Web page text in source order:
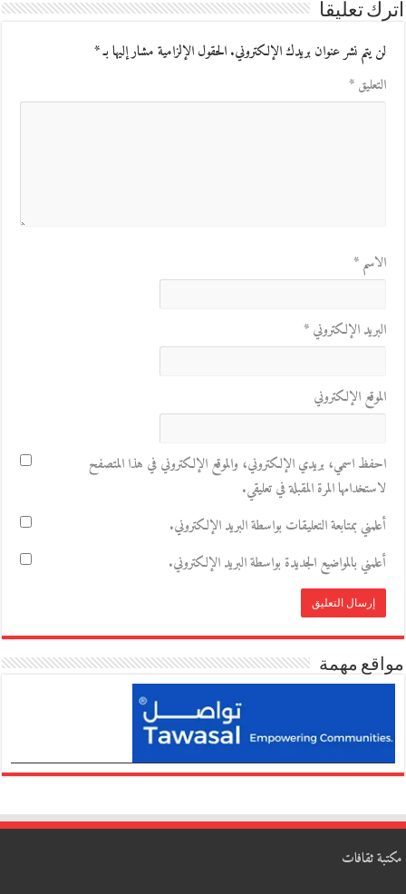
اترك تعليقاً
لن يتم نشر عنوان بريدك الإلكتروني.الحقول الإلزامية مشار إليها بـ*
التعليق*
الاسم*
البريد الإلكتروني*
الموقع الإلكتروني
احفظ اسمي، بريدي الإلكتروني، والموقع الإلكتروني في هذا المتصفح
لاستخدامها المرة المقبلة في تعليقي.
أعلمني بمتابعة التعليقات بواسطة البريد الإلكتروني.
أعلمني بالمواضيع الجديدة بواسطة البريد الإلكتروني.
مواقع مهمة
مكتبة ثقافات